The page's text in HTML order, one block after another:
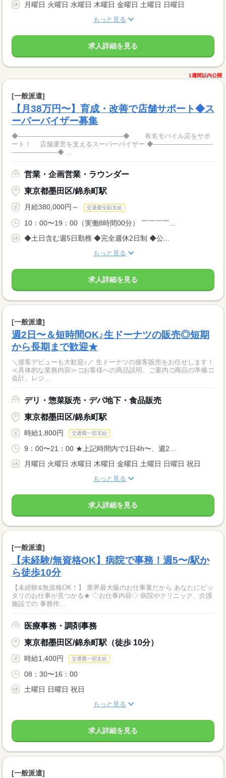
月曜日 火曜日 水曜日 木曜日 金曜日 土曜日 日曜日
もっと見る
求人詳細を見る
1週間以内公開
[一般派遣]
【月38万円〜】育成・改善で店舗サポート◆ス
ーパーバイザー募集
◆――――――――――――――――◆ 有名モバイル店をサポ
ート！ 店舗運営を支えるスーパーバイザー ◆―――――――――
―――――――◆ ...
営業・企画営業・ラウンダー
東京都墨田区/錦糸町駅
月給380,000円～ 交通費全額支給
10：00〜19：00（実働8時間00分） ￣￣￣￣...
◆土日含む週5日勤務 ◆完全週休2日制 ◆公...
もっと見る
求人詳細を見る
[一般派遣]
週2日〜＆短時間OK♪生ドーナツの販売◎短期
から長期まで歓迎★
＼接客デビューも大歓迎♪／ 生ドーナツの接客販売をお任せします！
≪具体的な業務内容≫ □お客様への商品説明、ご案内 □商品の準備 □
会計、レジ...
デリ・惣菜販売・デパ地下・食品販売
東京都墨田区/錦糸町駅
時給1,800円 交通費一部支給
9：00〜21：00 ★上記時間内で1日4h〜、週2...
月曜日 火曜日 水曜日 木曜日 金曜日 土曜日 日曜日 祝日
もっと見る
求人詳細を見る
[一般派遣]
【未経験/無資格OK】病院で事務！週5〜/駅か
ら徒歩10分
【未経験&無資格OK！】 業界最大級のお仕事量だから あなたにピッ
タリのお仕事が見つかる★ ◇お仕事内容◇ 病院やクリニック、介護
施設での 事務作...
医療事務・調剤事務
東京都墨田区/錦糸町駅（徒歩 10分）
時給1,400円 交通費一部支給
08：30〜16：00
土曜日 日曜日 祝日
もっと見る
求人詳細を見る
[一般派遣]